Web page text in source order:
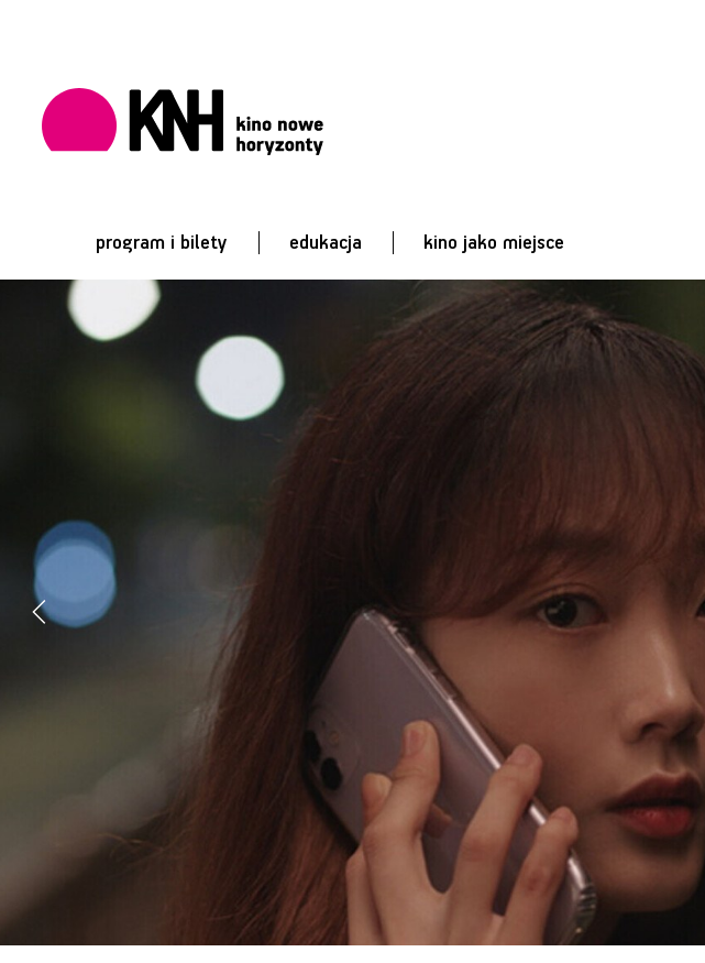
program i bilety edukacja kino jako miejsce